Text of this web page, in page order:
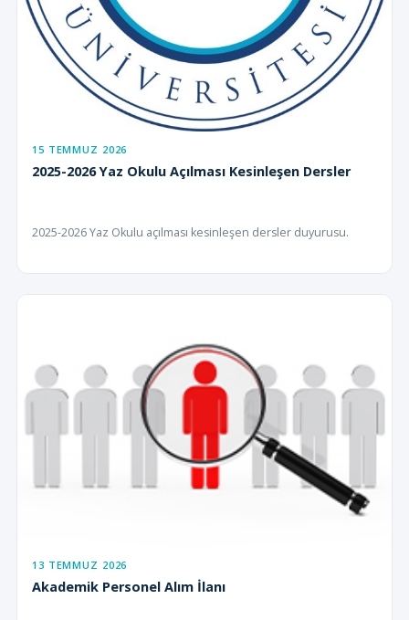
15 TEMMUZ 2026
2025-2026 Yaz Okulu Açılması Kesinleşen Dersler
2025-2026 Yaz Okulu açılması kesinleşen dersler duyurusu.
13 TEMMUZ 2026
Akademik Personel Alım İlanı